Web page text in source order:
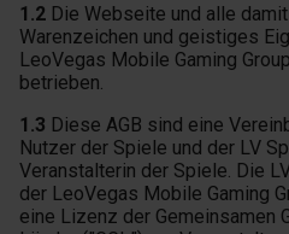
1.2 Die Webseite und alle
Warenzeichen und geistiges
LeoVegas Mobile Gaming
betrieben.
1.3 Diese AGB sind eine
Nutzer der Spiele und der LV
Veranstalterin der Spiele. Die
der LeoVegas Mobile Gaming
eine Lizenz der Gemeinsamen